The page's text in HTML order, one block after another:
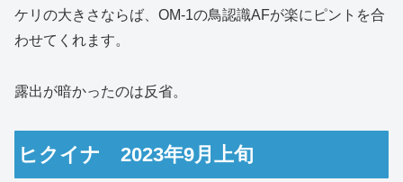
ケリの大きさならば、OM-1の鳥認識AFが楽にピントを合
わせてくれます。
露出が暗かったのは反省。
ヒクイナ 2023年9月上旬